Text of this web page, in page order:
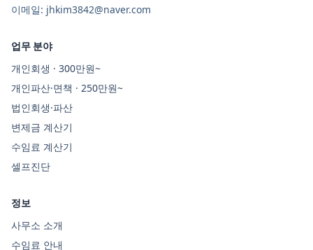
이메일: jhkim3842@naver.com
업무 분야
개인회생 · 300만원~
개인파산·면책 · 250만원~
법인회생·파산
변제금 계산기
수임료 계산기
셀프진단
정보
사무소 소개
수임료 안내